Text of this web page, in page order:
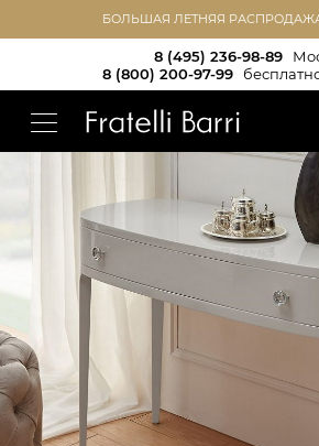
БОЛЬШАЯ ЛЕТНЯЯ
8 (495) 236-98-89
8 (800) 200-97-99